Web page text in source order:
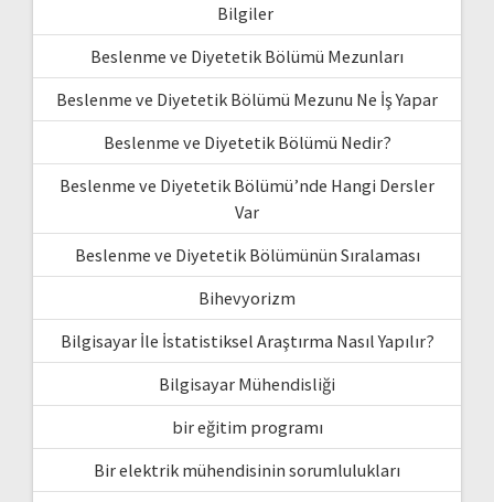
Bilgiler
Beslenme ve Diyetetik Bölümü Mezunları
Beslenme ve Diyetetik Bölümü Mezunu Ne İş Yapar
Beslenme ve Diyetetik Bölümü Nedir?
Beslenme ve Diyetetik Bölümü’nde Hangi Dersler
Var
Beslenme ve Diyetetik Bölümünün Sıralaması
Bihevyorizm
Bilgisayar İle İstatistiksel Araştırma Nasıl Yapılır?
Bilgisayar Mühendisliği
bir eğitim programı
Bir elektrik mühendisinin sorumlulukları